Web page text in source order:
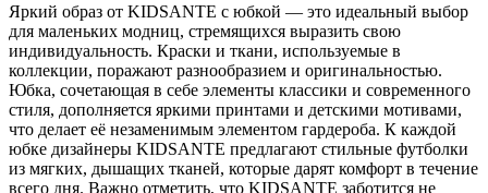
Яркий образ от KIDSANTE с юбкой — это идеальный выбор
для маленьких модниц, стремящихся выразить свою
индивидуальность. Краски и ткани, используемые в
коллекции, поражают разнообразием и оригинальностью.
Юбка, сочетающая в себе элементы классики и современного
стиля, дополняется яркими принтами и детскими мотивами,
что делает её незаменимым элементом гардероба. К каждой
юбке дизайнеры KIDSANTE предлагают стильные футболки
из мягких, дышащих тканей, которые дарят комфорт в течение
всего дня. Важно отметить, что KIDSANTE заботится не